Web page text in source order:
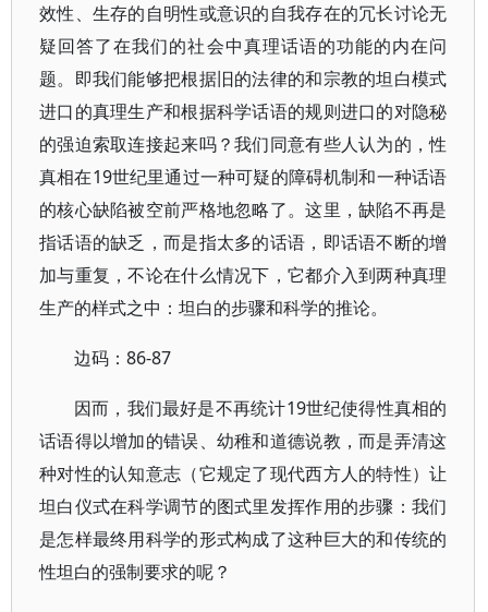
效性、生存的自明性或意识的自我存在的冗长讨论无
疑回答了在我们的社会中真理话语的功能的内在问
题。即我们能够把根据旧的法律的和宗教的坦白模式
进口的真理生产和根据科学话语的规则进口的对隐秘
的强迫索取连接起来吗？我们同意有些人认为的，性
真相在19世纪里通过一种可疑的障碍机制和一种话语
的核心缺陷被空前严格地忽略了。这里，缺陷不再是
指话语的缺乏，而是指太多的话语，即话语不断的增
加与重复，不论在什么情况下，它都介入到两种真理
生产的样式之中：坦白的步骤和科学的推论。
边码：86-87
因而，我们最好是不再统计19世纪使得性真相的
话语得以增加的错误、幼稚和道德说教，而是弄清这
种对性的认知意志（它规定了现代西方人的特性）让
坦白仪式在科学调节的图式里发挥作用的步骤：我们
是怎样最终用科学的形式构成了这种巨大的和传统的
性坦白的强制要求的呢？